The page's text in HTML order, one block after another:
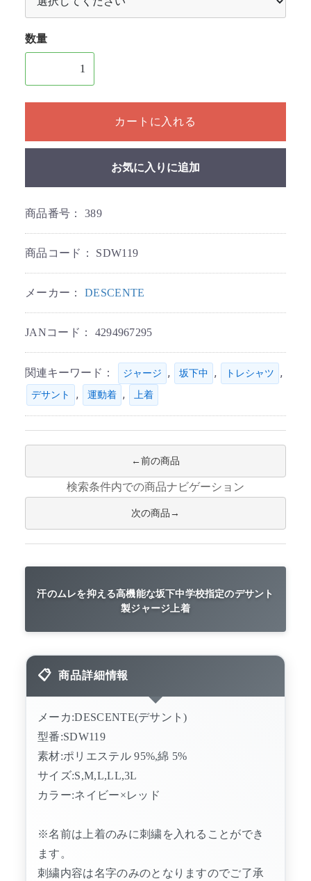
数量
1個以上の数量を入力してください
カートに入れる
お気に入りに追加
商品番号： 389
商品コード： SDW119
メーカー： DESCENTE
JANコード： 4294967295
関連キーワード： ジャージ , 坂下中 , トレシャツ ,
デサント , 運動着 , 上着
前の商品
検索条件内での商品ナビゲーション
次の商品
汗のムレを抑える高機能な坂下中学校指定のデサント
製ジャージ上着
商品詳細情報
メーカ:DESCENTE(デサント)
型番:SDW119
素材:ポリエステル 95%,綿 5%
サイズ:S,M,L,LL,3L
カラー:ネイビー×レッド
※名前は上着のみに刺繍を入れることができ
ます。
刺繍内容は名字のみのとなりますのでご了承